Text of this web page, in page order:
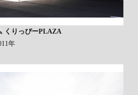
くりっぴーPLAZA
年